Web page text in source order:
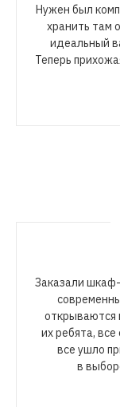
Нужен был
хранить там
идеальный
Теперь
Заказали шкаф-
открываются
их ребята,
все ушло
в